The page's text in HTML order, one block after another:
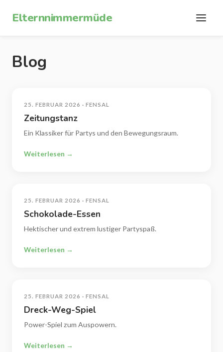
Elternnimmermüde
Blog
25. FEBRUAR 2026 · FENSAL
Zeitungstanz
Ein Klassiker für Partys und den Bewegungsraum.
Weiterlesen →
25. FEBRUAR 2026 · FENSAL
Schokolade-Essen
Hektischer und extrem lustiger Partyspaß.
Weiterlesen →
25. FEBRUAR 2026 · FENSAL
Dreck-Weg-Spiel
Power-Spiel zum Auspowern.
Weiterlesen →